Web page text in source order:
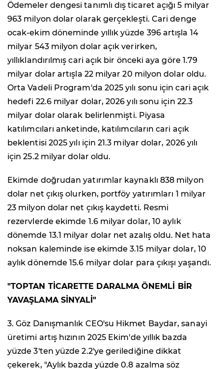
Ödemeler dengesi tanımlı dış ticaret açığı 5 milyar
963 milyon dolar olarak gerçekleşti. Cari denge
ocak-ekim döneminde yıllık yüzde 396 artışla 14
milyar 543 milyon dolar açık verirken,
yıllıklandırılmış cari açık bir önceki aya göre 1.79
milyar dolar artışla 22 milyar 20 milyon dolar oldu.
Orta Vadeli Program'da 2025 yılı sonu için cari açık
hedefi 22.6 milyar dolar, 2026 yılı sonu için 22.3
milyar dolar olarak belirlenmişti. Piyasa
katılımcıları anketinde, katılımcıların cari açık
beklentisi 2025 yılı için 21.3 milyar dolar, 2026 yılı
için 25.2 milyar dolar oldu.
Ekimde doğrudan yatırımlar kaynaklı 838 milyon
dolar net çıkış olurken, portföy yatırımları 1 milyar
23 milyon dolar net çıkış kaydetti. Resmi
rezervlerde ekimde 1.6 milyar dolar, 10 aylık
dönemde 13.1 milyar dolar net azalış oldu. Net hata
noksan kaleminde ise ekimde 3.15 milyar dolar, 10
aylık dönemde 15.6 milyar dolar para çıkışı yaşandı.
"TOPTAN TİCARETTE DARALMA ÖNEMLİ BİR
YAVAŞLAMA SİNYALİ"
3. Göz Danışmanlık CEO'su Hikmet Baydar, sanayi
üretimi artış hızının 2025 Ekim'de yıllık bazda
yüzde 3'ten yüzde 2.2'ye gerilediğine dikkat
çekerek, "Aylık bazda yüzde 0.8 azalma söz